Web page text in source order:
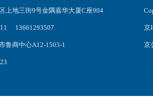
上地三街9号金隅嘉华大厦C座904
13661293507
鲁商中心A12-1503-1
京
京